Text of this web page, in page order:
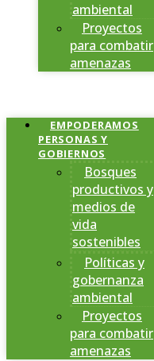
ambiental
Proyectos
para combatir
amenazas
EMPODERAMOS
PERSONAS Y
GOBIERNOS
Bosques
productivos y
medios de
vida
sostenibles
Políticas y
gobernanza
ambiental
Proyectos
para combatir
amenazas